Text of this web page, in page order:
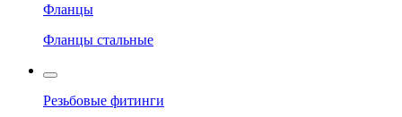
Фланцы
Фланцы стальные
Резьбовые фитинги